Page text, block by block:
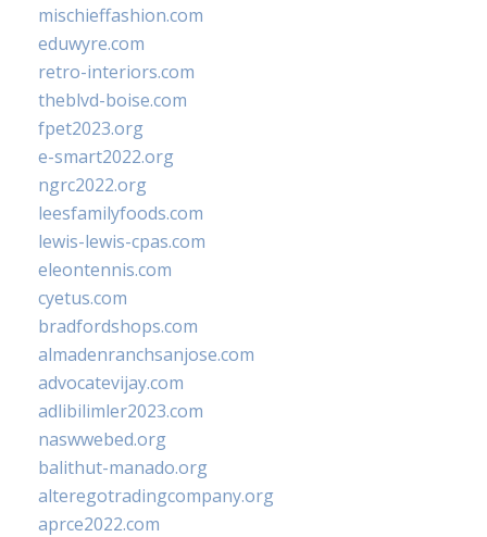
mischieffashion.com
eduwyre.com
retro-interiors.com
theblvd-boise.com
fpet2023.org
e-smart2022.org
ngrc2022.org
leesfamilyfoods.com
lewis-lewis-cpas.com
eleontennis.com
cyetus.com
bradfordshops.com
almadenranchsanjose.com
advocatevijay.com
adlibilimler2023.com
naswwebed.org
balithut-manado.org
alteregotradingcompany.org
aprce2022.com